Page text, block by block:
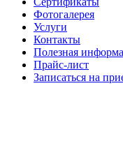
Фотогалерея
Услуги
Контакты
Полезная
Прайс-лист
Записаться на